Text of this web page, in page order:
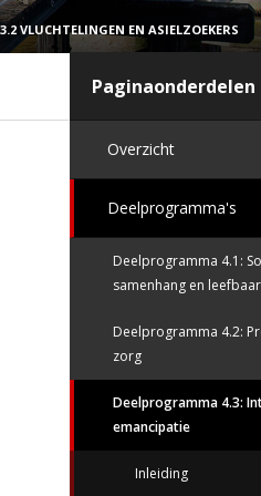
VLUCHTELINGEN EN ASIELZOEKERS
Paginaonderdelen
Overzicht
Deelprogramma's
Deelprogramma 4.1:
samenhang en
Deelprogramma 4.2:
zorg
Deelprogramma 4.3:
emancipatie
Inleiding